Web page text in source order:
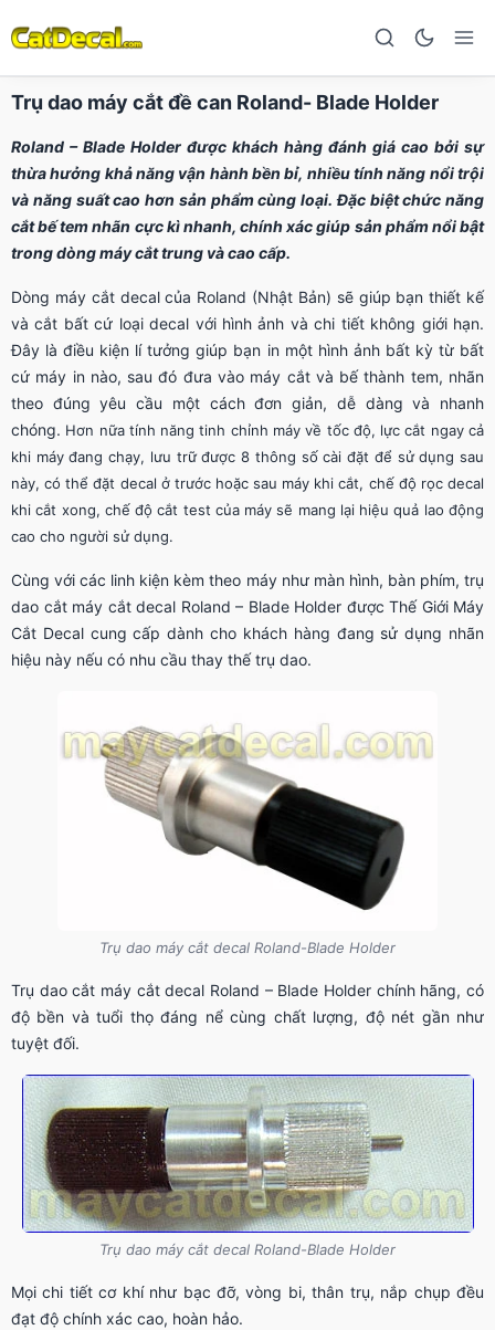
Trụ dao máy cắt đề can Roland- Blade Holder
Roland – Blade Holder được khách hàng đánh giá cao bởi sự
thừa hưởng khả năng vận hành bền bỉ, nhiều tính năng nổi trội
và năng suất cao hơn sản phẩm cùng loại. Đặc biệt chức năng
cắt bế tem nhãn cực kì nhanh, chính xác giúp sản phẩm nổi bật
trong dòng máy cắt trung và cao cấp.
Dòng máy cắt decal của Roland (Nhật Bản) sẽ giúp bạn thiết kế
và cắt bất cứ loại decal với hình ảnh và chi tiết không giới hạn.
Đây là điều kiện lí tưởng giúp bạn in một hình ảnh bất kỳ từ bất
cứ máy in nào, sau đó đưa vào máy cắt và bế thành tem, nhãn
theo đúng yêu cầu một cách đơn giản, dễ dàng và nhanh
chóng. Hơn nữa tính năng tinh chỉnh máy về tốc độ, lực cắt ngay cả
khi máy đang chạy, lưu trữ được 8 thông số cài đặt để sử dụng sau
này, có thể đặt decal ở trước hoặc sau máy khi cắt, chế độ rọc decal
khi cắt xong, chế độ cắt test của máy sẽ mang lại hiệu quả lao động
cao cho người sử dụng.
Cùng với các linh kiện kèm theo máy như màn hình, bàn phím, trụ
dao cắt máy cắt decal Roland – Blade Holder được Thế Giới Máy
Cắt Decal cung cấp dành cho khách hàng đang sử dụng nhãn
hiệu này nếu có nhu cầu thay thế trụ dao.
Trụ dao máy cắt decal Roland-Blade Holder
Trụ dao cắt máy cắt decal Roland – Blade Holder chính hãng, có
độ bền và tuổi thọ đáng nể cùng chất lượng, độ nét gần như
tuyệt đối.
Trụ dao máy cắt decal Roland-Blade Holder
Mọi chi tiết cơ khí như bạc đỡ, vòng bi, thân trụ, nắp chụp đều
đạt độ chính xác cao, hoàn hảo.